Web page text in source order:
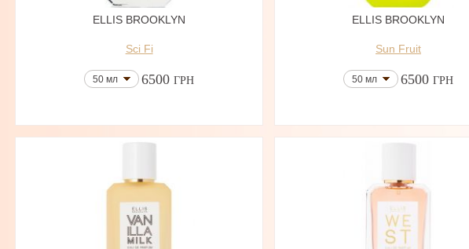
ELLIS BROOKLYN
Sci Fi
50 мл 6500 ГРН
ELLIS BROOKLYN
Sun Fruit
50 мл 6500 ГРН